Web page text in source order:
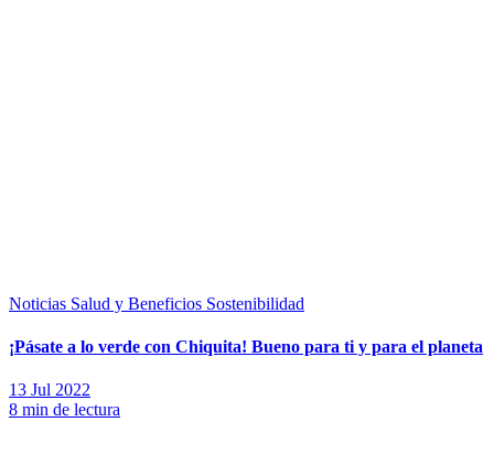
Noticias Salud y Beneficios Sostenibilidad
¡Pásate a lo verde con Chiquita! Bueno para ti y para el planeta
13 Jul 2022
8 min de lectura